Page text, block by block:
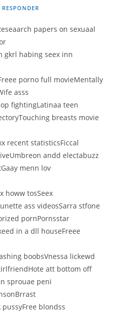
RESPONDER
papers on sexuaal
gkrl habing seex inn
porno full movieMentally
asss
fightingLatinaa teen
breasts movie
recent statisticsFiccal
andd electabuzz
menn lov
howw tosSeex
ass videosSarra stfone
pornPornsstar
in a dll houseFreee
boobsVnessa lickewd
att bottom off
sprouae peni
blondss